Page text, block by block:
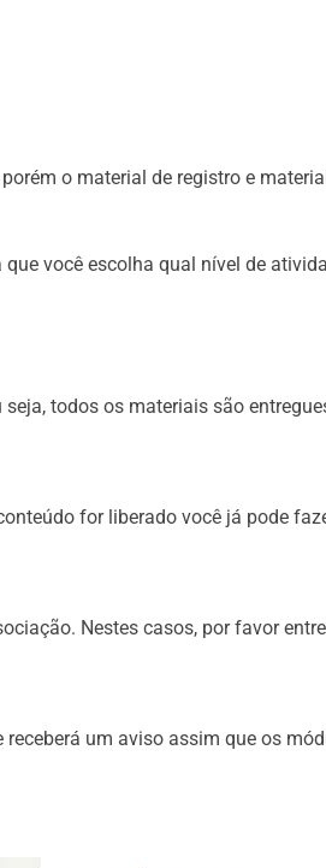
o material de registro e
você escolha qual nível de
todos os materiais são
for liberado você já pode
Nestes casos, por favor
um aviso assim que os